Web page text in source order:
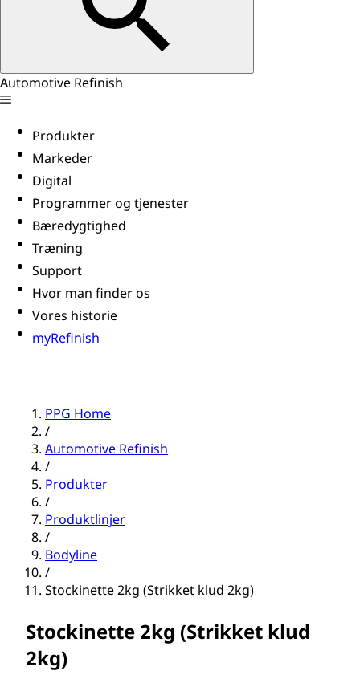
Automotive Refinish
Produkter
Markeder
Digital
Programmer og tjenester
Bæredygtighed
Træning
Support
Hvor man finder os
Vores historie
myRefinish
PPG Home
/
Automotive Refinish
/
Produkter
/
Produktlinjer
/
Bodyline
/
Stockinette 2kg (Strikket klud 2kg)
Stockinette 2kg (Strikket klud
2kg)